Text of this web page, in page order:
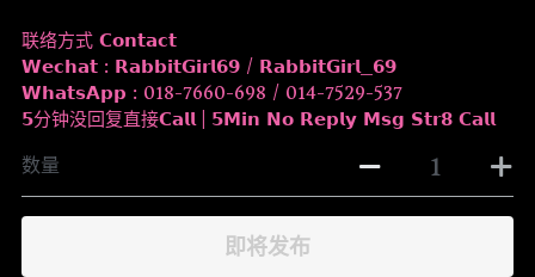
联络方式 𝗖𝗼𝗻𝘁𝗮𝗰𝘁
𝗪𝗲𝗰𝗵𝗮𝘁 : 𝗥𝗮𝗯𝗯𝗶𝘁𝗚𝗶𝗿𝗹𝟲𝟵 / 𝗥𝗮𝗯𝗯𝗶𝘁𝗚𝗶𝗿𝗹_𝟲𝟵
𝗪𝗵𝗮𝘁𝘀𝗔𝗽𝗽 : 018-7660-698 / 014-7529-537
𝟱分钟没回复直接𝗖𝗮𝗹𝗹 | 𝟱𝗠𝗶𝗻 𝗡𝗼 𝗥𝗲𝗽𝗹𝘆 𝗠𝘀𝗴 𝗦𝘁𝗿𝟴 𝗖𝗮𝗹𝗹
数量
即将发布